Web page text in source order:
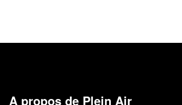
A propos de Plein Air